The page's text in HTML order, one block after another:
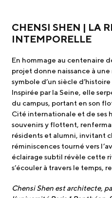
CHENSI SHEN | LA
INTEMPORELLE
En hommage au centenaire
projet donne naissance à
symbole d’un siècle
Inspirée par la Seine, elle
du campus, portant en son
Cité internationale et de ses
souvenirs y flottent,
résidents et alumni, invitant
réminiscences tourné vers
éclairage subtil révèle cette
s’écouler à travers le temps,
Chensi Shen est architecte,